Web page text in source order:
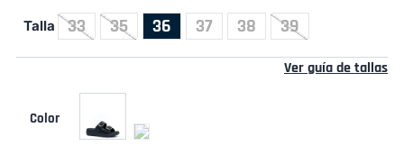
Talla 33 35 36 37 38 39
Ver guía de tallas